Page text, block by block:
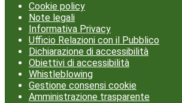
Cookie policy
Note legali
Informativa Privacy
Ufficio Relazioni con il Pubblico
Dichiarazione di accessibilità
Obiettivi di accessibilità
Whistleblowing
Gestione consensi cookie
Amministrazione trasparente